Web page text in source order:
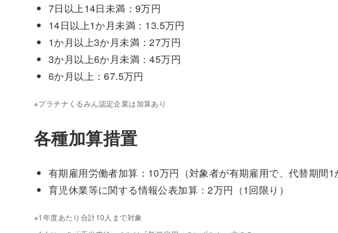
7日以上14日未満：9万円
14日以上1か月未満：13.5万円
1か月以上3か月未満：27万円
3か月以上6か月未満：45万円
6か月以上：67.5万円
※プラチナくるみん認定企業は加算あり
各種加算措置
有期雇用労働者加算：10万円（対象者が有期雇用で、代替期間1
育児休業等に関する情報公表加算：2万円（1回限り）
※1年度あたり合計10人まで対象